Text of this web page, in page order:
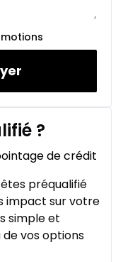
?
de crédit
préqualifié
impact sur votre
simple et
de vos options